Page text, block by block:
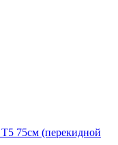
75см (перекидной